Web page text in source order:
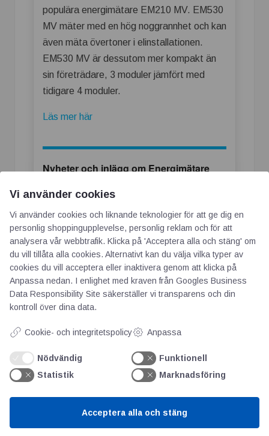
populära energimätare EM210 MV. EM530
MV mäter med en hög noggrannhet och kan
även mäta övertoner i elinstallationen.
EM530 MV är dessutom mer kompakt än
sin företrädare, 3 moduler jämfört med
tidigare 4 moduler.
Läs mer här
Nyheter och inlägg om Energimätare
Carlo Gavazzi - Flexibel och kompakt DC-
mätare
Att mäta stopptider och nyttjandegrad i
realtid
Ambiductors energimätare Qalcosonic E3
nu miljöklassad av Sundahus
Ny hemsida lanseras av Ambiductor för att
stärka kundrelationer
Vi använder cookies
Vi använder cookies och liknande teknologier för att ge dig en
personlig shoppingupplevelse, personlig reklam och för att
analysera vår webbtrafik. Klicka på 'Acceptera alla och stäng' om
du vill tillåta alla cookies. Alternativt kan du välja vilka typer av
cookies du vill acceptera eller inaktivera genom att klicka på
Anpassa nedan. I enlighet med kraven från Googles Business
Data Responsibility Site säkerställer vi transparens och din
kontroll över dina data.
Cookie- och integritetspolicy Anpassa
Nödvändig
Funktionell
Statistik
Marknadsföring
Acceptera alla och stäng